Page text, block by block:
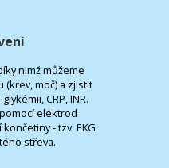
nimž můžeme
moč) a zjistit
CRP, INR.
elektrod
- tzv. EKG
střeva.